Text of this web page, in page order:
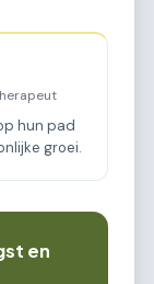
hun pad
groei.
en